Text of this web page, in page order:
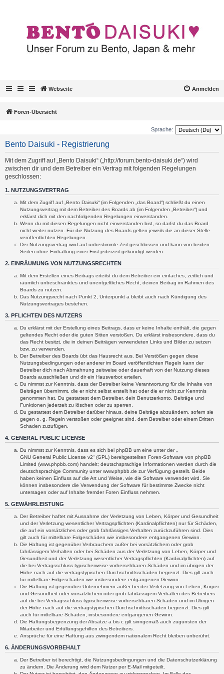
Webseite Anmelden
Foren-Übersicht
Sprache:
Bento Daisuki - Registrierung
Mit dem Zugriff auf „Bento Daisuki“ („http://forum.bento-daisuki.de“) wird
zwischen dir und dem Betreiber ein Vertrag mit folgenden Regelungen
geschlossen:
1. NUTZUNGSVERTRAG
Mit dem Zugriff auf „Bento Daisuki“ (im Folgenden „das Board“) schließt du einen
Nutzungsvertrag mit dem Betreiber des Boards ab (im Folgenden „Betreiber“) und
erklärst dich mit den nachfolgenden Regelungen einverstanden.
Wenn du mit diesen Regelungen nicht einverstanden bist, so darfst du das Board
nicht weiter nutzen. Für die Nutzung des Boards gelten jeweils die an dieser Stelle
veröffentlichten Regelungen.
Der Nutzungsvertrag wird auf unbestimmte Zeit geschlossen und kann von beiden
Seiten ohne Einhaltung einer Frist jederzeit gekündigt werden.
2. EINRÄUMUNG VON NUTZUNGSRECHTEN
Mit dem Erstellen eines Beitrags erteilst du dem Betreiber ein einfaches, zeitlich und
räumlich unbeschränktes und unentgeltliches Recht, deinen Beitrag im Rahmen des
Boards zu nutzen.
Das Nutzungsrecht nach Punkt 2, Unterpunkt a bleibt auch nach Kündigung des
Nutzungsvertrages bestehen.
3. PFLICHTEN DES NUTZERS
Du erklärst mit der Erstellung eines Beitrags, dass er keine Inhalte enthält, die gegen
geltendes Recht oder die guten Sitten verstoßen. Du erklärst insbesondere, dass du
das Recht besitzt, die in deinen Beiträgen verwendeten Links und Bilder zu setzen
bzw. zu verwenden.
Der Betreiber des Boards übt das Hausrecht aus. Bei Verstößen gegen diese
Nutzungsbedingungen oder anderer im Board veröffentlichten Regeln kann der
Betreiber dich nach Abmahnung zeitweise oder dauerhaft von der Nutzung dieses
Boards ausschließen und dir ein Hausverbot erteilen.
Du nimmst zur Kenntnis, dass der Betreiber keine Verantwortung für die Inhalte von
Beiträgen übernimmt, die er nicht selbst erstellt hat oder die er nicht zur Kenntnis
genommen hat. Du gestattest dem Betreiber, dein Benutzerkonto, Beiträge und
Funktionen jederzeit zu löschen oder zu sperren.
Du gestattest dem Betreiber darüber hinaus, deine Beiträge abzuändern, sofern sie
gegen o. g. Regeln verstoßen oder geeignet sind, dem Betreiber oder einem Dritten
Schaden zuzufügen.
4. GENERAL PUBLIC LICENSE
Du nimmst zur Kenntnis, dass es sich bei phpBB um eine unter der „
GNU General Public License v2“ (GPL) bereitgestellten Foren-Software von phpBB
Limited (www.phpbb.com) handelt; deutschsprachige Informationen werden durch die
deutschsprachige Community unter www.phpbb.de zur Verfügung gestellt. Beide
haben keinen Einfluss auf die Art und Weise, wie die Software verwendet wird. Sie
können insbesondere die Verwendung der Software für bestimmte Zwecke nicht
untersagen oder auf Inhalte fremder Foren Einfluss nehmen.
5. GEWÄHRLEISTUNG
Der Betreiber haftet mit Ausnahme der Verletzung von Leben, Körper und Gesundheit
und der Verletzung wesentlicher Vertragspflichten (Kardinalpflichten) nur für Schäden,
die auf ein vorsätzliches oder grob fahrlässiges Verhalten zurückzuführen sind. Dies
gilt auch für mittelbare Folgeschäden wie insbesondere entgangenen Gewinn.
Die Haftung ist gegenüber Verbrauchern außer bei vorsätzlichem oder grob
fahrlässigem Verhalten oder bei Schäden aus der Verletzung von Leben, Körper und
Gesundheit und der Verletzung wesentlicher Vertragspflichten (Kardinalpflichten) auf
die bei Vertragsschluss typischerweise vorhersehbaren Schäden und im übrigen der
Höhe nach auf die vertragstypischen Durchschnittsschäden begrenzt. Dies gilt auch
für mittelbare Folgeschäden wie insbesondere entgangenen Gewinn.
Die Haftung ist gegenüber Unternehmern außer bei der Verletzung von Leben, Körper
und Gesundheit oder vorsätzlichem oder grob fahrlässigem Verhalten des Betreibers
auf die bei Vertragsschluss typischerweise vorhersehbaren Schäden und im Übrigen
der Höhe nach auf die vertragstypischen Durchschnittsschäden begrenzt. Dies gilt
auch für mittelbare Schäden, insbesondere entgangenen Gewinn.
Die Haftungsbegrenzung der Absätze a bis c gilt sinngemäß auch zugunsten der
Mitarbeiter und Erfüllungsgehilfen des Betreibers.
Ansprüche für eine Haftung aus zwingendem nationalem Recht bleiben unberührt.
6. ÄNDERUNGSVORBEHALT
Der Betreiber ist berechtigt, die Nutzungsbedingungen und die Datenschutzerklärung
zu ändern. Die Änderung wird dem Nutzer per E-Mail mitgeteilt.